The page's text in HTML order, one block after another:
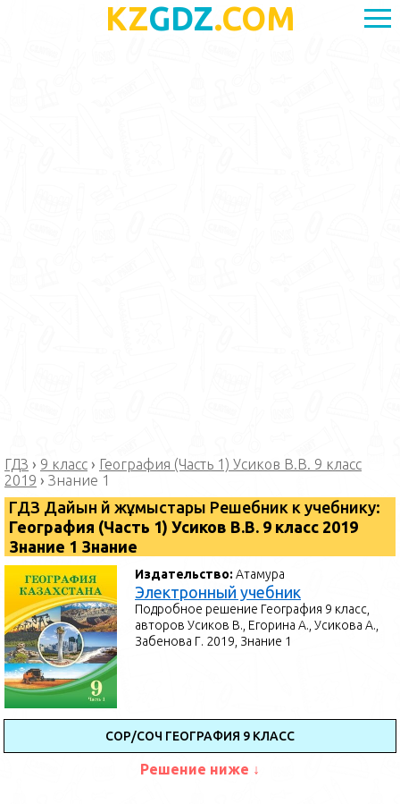
KZGDZ.COM
ГДЗ › 9 класс › География (Часть 1) Усиков В.В. 9 класс
2019 › Знание 1
ГДЗ Дайын үй жұмыстары Решебник к учебнику:
География (Часть 1) Усиков В.В. 9 класс 2019
Знание 1 Знание
Издательство:Атамура
Электронный учебник
Подробное решение География 9 класс,
авторов Усиков В., Егорина А., Усикова А.,
Забенова Г. 2019, Знание 1
СОР/СОЧ ГЕОГРАФИЯ 9 КЛАСС
Решение ниже ↓